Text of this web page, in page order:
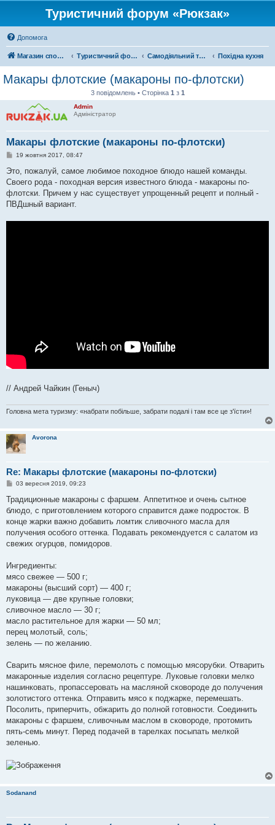
Туристичний форум «Рюкзак»
Допомога
Магазин спорядження Туристичний форум «Рюкзак» Самодіяльний туризм Похідна кухня
Макары флотские (макароны по-флотски)
3 повідомлень • Сторінка 1 з 1
Admin
Адміністратор
Макары флотские (макароны по-флотски)
П
в
д
о
л
н
19 жовтня 2017, 08:47
Это, пожалуй, самое любимое походное блюдо нашей команды.
Своего рода - походная версия известного блюда - макароны по-
флотски. Причем у нас существует упрощенный рецепт и полный -
ПВДшный вариант.
// Андрей Чайкин (Геныч)
Головна мета туризму: «набрати побільше, забрати подалі і там все це з'їсти»!
Avorona
Re: Макары флотские (макароны по-флотски)
П
в
д
о
л
е
я
03 вересня 2019, 09:23
Традиционные макароны с фаршем. Аппетитное и очень сытное
блюдо, с приготовлением которого справится даже подросток. В
конце жарки важно добавить ломтик сливочного масла для
получения особого оттенка. Подавать рекомендуется с салатом из
свежих огурцов, помидоров.
Ингредиенты:
мясо свежее — 500 г;
макароны (высший сорт) — 400 г;
луковица — две крупные головки;
сливочное масло — 30 г;
масло растительное для жарки — 50 мл;
перец молотый, соль;
зелень — по желанию.
Сварить мясное филе, перемолоть с помощью мясорубки. Отварить
макаронные изделия согласно рецептуре. Луковые головки мелко
нашинковать, пропассеровать на масляной сковороде до получения
золотистого оттенка. Отправить мясо к поджарке, перемешать.
Посолить, приперчить, обжарить до полной готовности. Соединить
макароны с фаршем, сливочным маслом в сковороде, протомить
пять-семь минут. Перед подачей в тарелках посыпать мелкой
зеленью.
Sodanand